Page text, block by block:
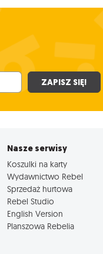
ZAPISZ SIĘ!
Nasze serwisy
Koszulki na karty
Wydawnictwo Rebel
Sprzedaż hurtowa
Rebel Studio
English Version
Planszowa Rebelia